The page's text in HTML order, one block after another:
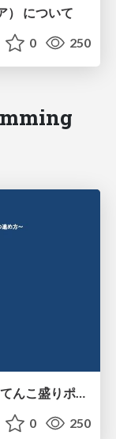
） について
0 250
0 250